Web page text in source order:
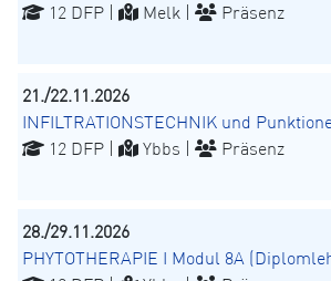
12 DFP |
Melk | Präsenz
21./22.11.2026
INFILTRATIONSTECHNIK und
12 DFP |
Ybbs | Präsenz
28./29.11.2026
PHYTOTHERAPIE I Modul 8A